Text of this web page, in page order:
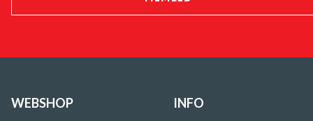
WEBSHOP INFO